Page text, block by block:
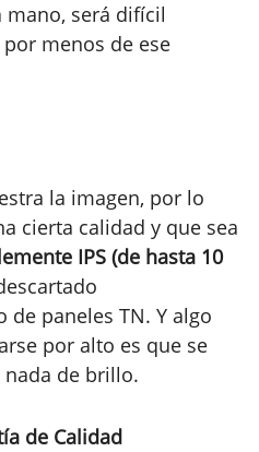
mano, será difícil
menos de ese
la imagen, por lo
cierta calidad y que sea
IPS (de hasta 10
paneles TN. Y algo
por alto es que se
nada de brillo.
de Calidad